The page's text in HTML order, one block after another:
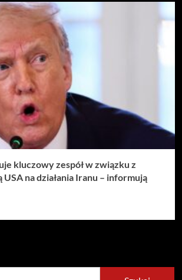
kluczowy zespół w związku z
na działania Iranu – informują